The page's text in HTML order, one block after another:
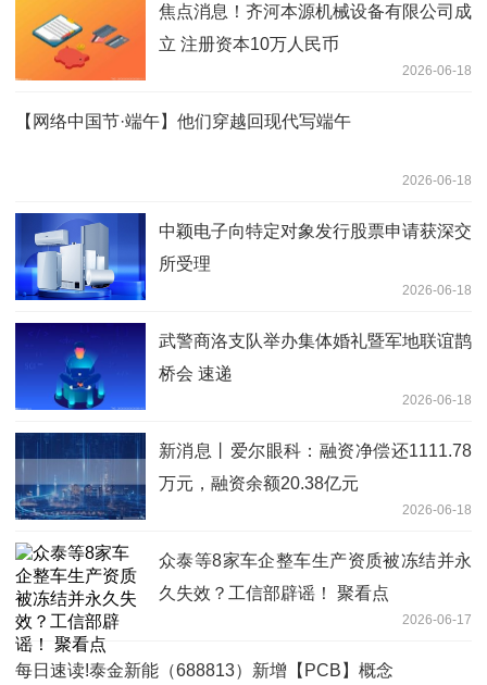
焦点消息！齐河本源机械设备有限公司成
立 注册资本10万人民币
2026-06-18
【网络中国节·端午】他们穿越回现代写端午
2026-06-18
中颖电子向特定对象发行股票申请获深交
所受理
2026-06-18
武警商洛支队举办集体婚礼暨军地联谊鹊
桥会 速递
2026-06-18
新消息丨爱尔眼科：融资净偿还1111.78
万元，融资余额20.38亿元
2026-06-18
众泰等8家车企整车生产资质被冻结并永
久失效？工信部辟谣！ 聚看点
2026-06-17
每日速读!泰金新能（688813）新增【PCB】概念